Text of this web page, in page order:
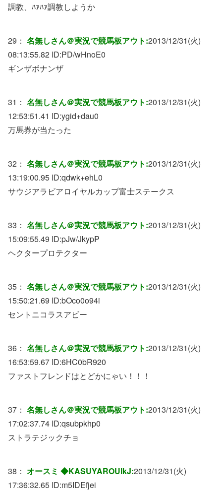
調教、ﾊｧﾊｧ調教しようか
29： 名無しさん＠実況で競馬板アウト:2013/12/31(火)
08:13:55.82 ID:PD/wHnoE0
ギンザボナンザ
31： 名無しさん＠実況で競馬板アウト:2013/12/31(火)
12:53:51.41 ID:ygid+dau0
万馬券が当たった
32： 名無しさん＠実況で競馬板アウト:2013/12/31(火)
13:19:00.95 ID:qdwk+ehL0
サウジアラビアロイヤルカップ富士ステークス
33： 名無しさん＠実況で競馬板アウト:2013/12/31(火)
15:09:55.49 ID:pJw/JkypP
ヘクタープロテクター
35： 名無しさん＠実況で競馬板アウト:2013/12/31(火)
15:50:21.69 ID:bOco0o94i
セントニコラスアビー
36： 名無しさん＠実況で競馬板アウト:2013/12/31(火)
16:53:59.67 ID:6HC0bR920
ファストフレンドはとどかにゃい！！！
37： 名無しさん＠実況で競馬板アウト:2013/12/31(火)
17:02:37.74 ID:qsubpkhp0
ストラテジックチョ
38： オースミ ◆KASUYAROUlkJ:2013/12/31(火)
17:36:32.65 ID:m5IDEfjei